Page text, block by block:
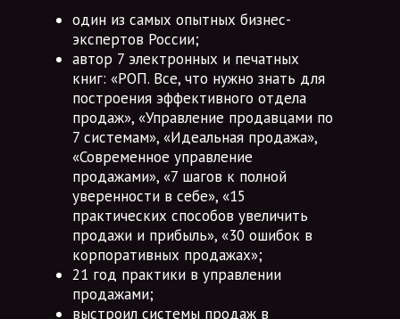
один из самых опытных бизнес-
экспертов России;
автор 7 электронных и печатных
книг: «РОП. Все, что нужно знать для
построения эффективного отдела
продаж», «Управление продавцами по
7 системам», «Идеальная продажа»,
«Современное управление
продажами», «7 шагов к полной
уверенности в себе», «15
практических способов увеличить
продажи и прибыль», «30 ошибок в
корпоративных продажах»;
21 год практики в управлении
продажами;
выстроил системы продаж в